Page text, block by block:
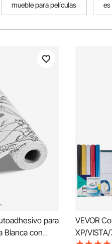
mueble para películas es
para
Blanca con
VEVOR
XP/